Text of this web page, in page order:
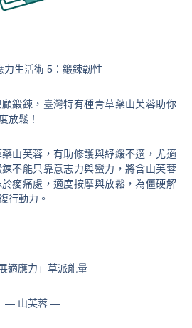
力生活術 5：鍛鍊韌性
鍛鍊，臺灣特有種青草藥山芙蓉助你
放鬆！
山芙蓉，有助修護與紓緩不適，尤適
不能只靠意志力與蠻力，將含山芙蓉
痠痛處，適度按摩與放鬆，為僵硬解
行動力。
展適應力」草派能量
— 山芙蓉 —